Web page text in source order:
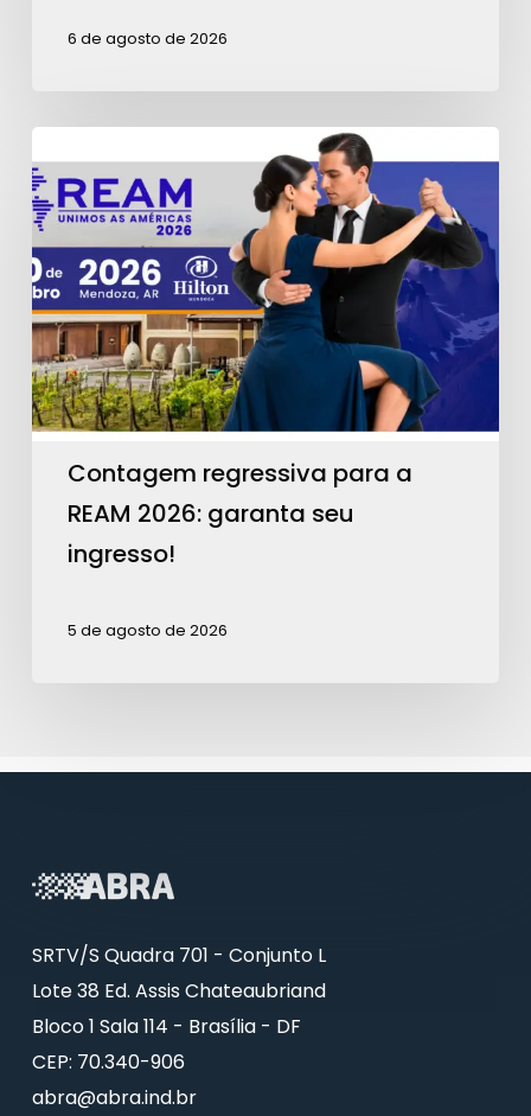
6 de agosto de 2026
regressiva
para
a
REAM
2026:
garanta
seu
ingresso!
Contagem regressiva para a
REAM 2026: garanta seu
ingresso!
5 de agosto de 2026
SRTV/S Quadra 701 - Conjunto L
Lote 38 Ed. Assis Chateaubriand
Bloco 1 Sala 114 - Brasília - DF
CEP: 70.340-906
abra@abra.ind.br